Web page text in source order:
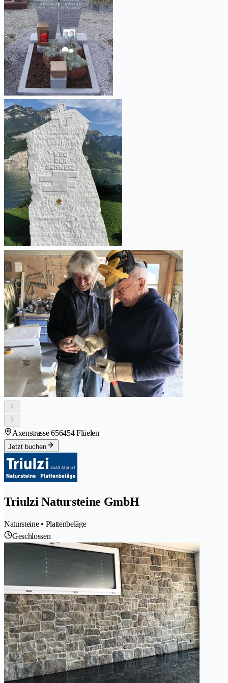
Axenstrasse 656454 Flüelen
Jetzt buchen
Triulzi Natursteine GmbH
Natursteine • Plattenbeläge
Geschlossen